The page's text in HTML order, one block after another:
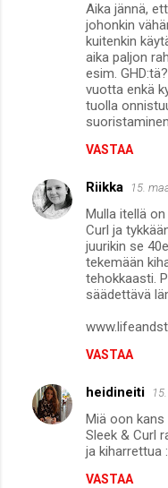
Aika jännä,
johonkin
kuitenkin
aika paljon
esim.
vuotta enkä
tuolla
VASTAA
Riikka 15.
Mulla itellä
Curl ja
juurikin se
tekemään
tehokkaasti.
säädettävä
VASTAA
heidineiti
Miä oon
Sleek & Curl
ja kiharrettua
VASTAA